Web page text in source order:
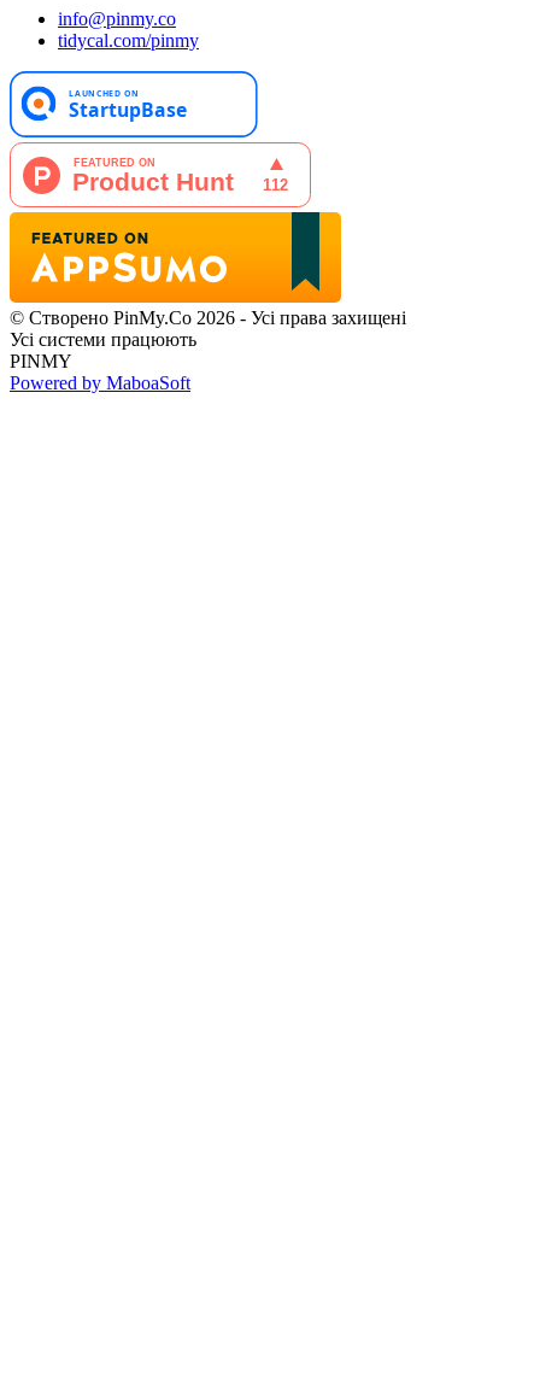
info@pinmy.co
tidycal.com/pinmy
© Створено PinMy.Co 2026 - Усі права захищені
Усі системи працюють
PINMY
Powered by MaboaSoft